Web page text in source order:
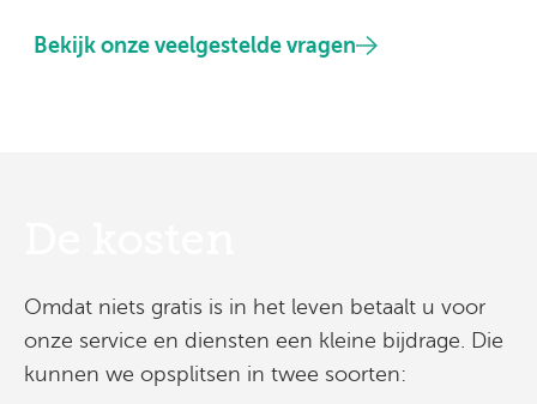
Bekijk onze veelgestelde vragen
Omdat niets gratis is in het leven betaalt u voor
onze service en diensten een kleine bijdrage. Die
kunnen we opsplitsen in twee soorten: